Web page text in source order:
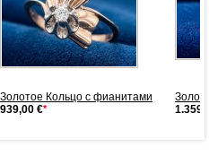
Золотое Кольцо с фианитами
939,00 €*